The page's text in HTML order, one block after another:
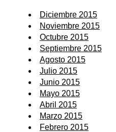
Diciembre 2015
Noviembre 2015
Octubre 2015
Septiembre 2015
Agosto 2015
Julio 2015
Junio 2015
Mayo 2015
Abril 2015
Marzo 2015
Febrero 2015